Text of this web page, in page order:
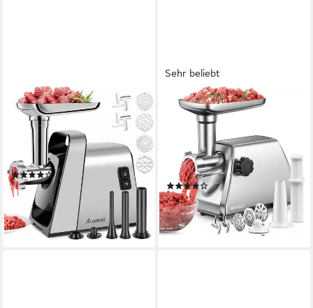
AMZCHEF
Fleischwolf MGG-10OT0-SV
3000,00 W Leistung
1,00 l
Kapazität
elektrisch betrieben Betriebsart
(35)
99,90 € UVP
129,99 €
(5,00 €/ 1 kg)
-23%
lieferbar - in 3-4 Werktagen bei dir
Sehr beliebt
AIRMSEN
Fleischwolf 3-in-1 Elektrischer
Fleischwolf mit Wurstfüller 2
Edelstahlklingen
elektrisch Betriebsart
(31)
65,99 € UVP 219,99 €
-70%
lieferbar - in 3-4 Werktagen bei dir